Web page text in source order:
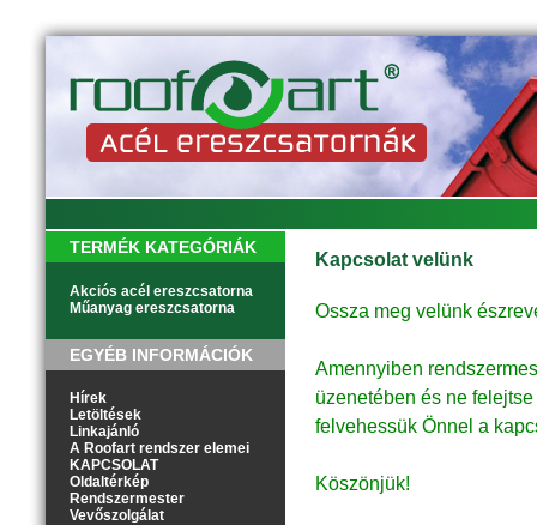
TERMÉK KATEGÓRIÁK
Akciós acél ereszcsatorna
Műanyag ereszcsatorna
EGYÉB INFORMÁCIÓK
Hírek
Letöltések
Linkajánló
A Roofart rendszer elemei
KAPCSOLAT
Oldaltérkép
Rendszermester
Vevőszolgálat
Kapcsolat velünk
Ossza meg velünk
Amennyiben
üzenetében és ne
felvehessük Önnel a
Köszönjük!